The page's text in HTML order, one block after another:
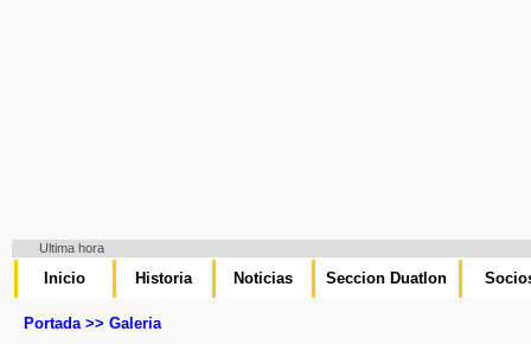
Ultima hora
Inicio Historia Noticias Seccion Duatlon
Portada >> Galeria